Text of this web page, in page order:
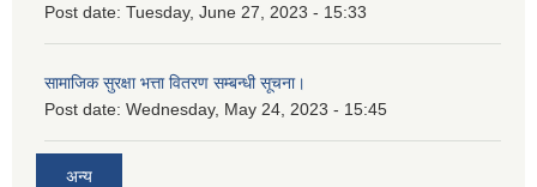
Post date: Tuesday, June 27, 2023 - 15:33
सामाजिक सुरक्षा भत्ता वितरण सम्बन्धी सूचना।
Post date: Wednesday, May 24, 2023 - 15:45
अन्य